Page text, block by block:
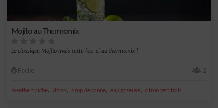
Mojito au Thermomix
Le classique Mojito mais cette fois-ci au thermomix !
Facile 2
menthe fraîche, citron, sirop de canne, eau gazeuse, citron vert frais